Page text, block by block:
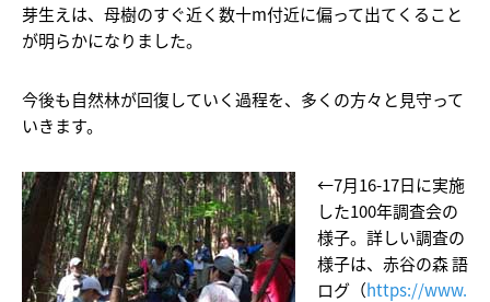
芽生えは、母樹のすぐ近く数十m付近に偏って出てくること
が明らかになりました。
今後も自然林が回復していく過程を、多くの方々と見守って
いきます。
←7月16-17日に実施
した100年調査会の
様子。詳しい調査の
様子は、赤谷の森 語
ログ（https://www.